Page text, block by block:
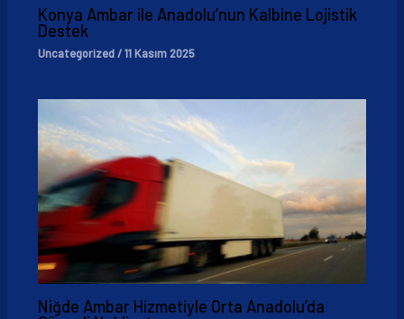
Konya Ambar ile Anadolu’nun Kalbine Lojistik
Destek
Uncategorized/11 Kasım 2025
Niğde Ambar Hizmetiyle Orta Anadolu’da